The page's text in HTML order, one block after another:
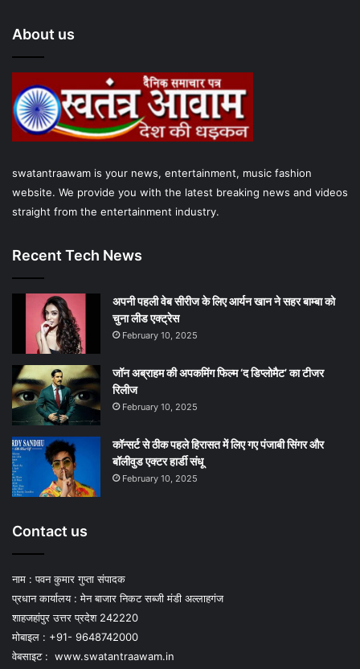
About us
swatantraawam is your news, entertainment, music fashion
website. We provide you with the latest breaking news and videos
straight from the entertainment industry.
Recent Tech News
अपनी पहली वेब सीरीज के लिए आर्यन खान ने सहर बाम्‍बा को
चुना लीड एक्‍ट्रेस
February 10, 2025
जॉन अब्राहम की अपकमिंग फिल्म ‘द डिप्लोमैट’ का टीजर
रिलीज
February 10, 2025
कॉन्सर्ट से ठीक पहले हिरासत में लिए गए पंजाबी सिंगर और
बॉलीवुड एक्टर हार्डी संधू
February 10, 2025
Contact us
नाम : पवन कुमार गुप्ता संपादक
प्रधान कार्यालय : मेन बाजार निकट सब्जी मंडी अल्लाहगंज
शाहजहांपुर उत्तर प्रदेश 242220
मोबाइल : +91- 9648742000
वेबसाइट : www.swatantraawam.in